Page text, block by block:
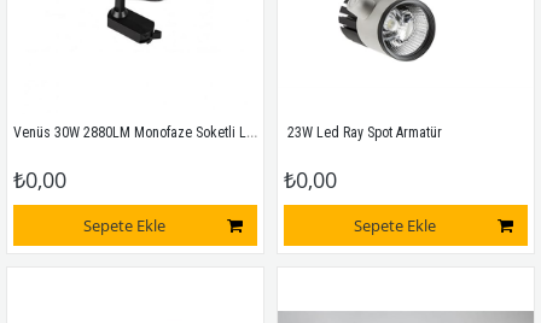
Venüs 30W 2880LM Monofaze Soketli Ledli Ray Armatür
₺0,00
Sepete Ekle
23W Led Ray Spot Armatür
₺0,00
Sepete Ekle